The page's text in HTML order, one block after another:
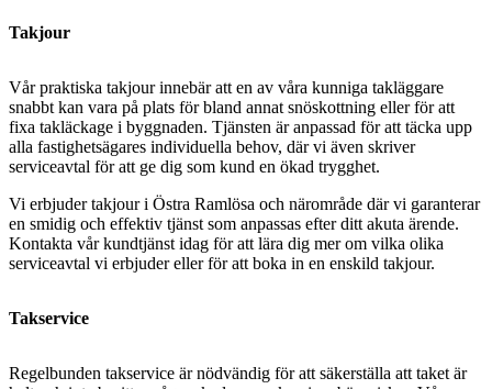
Takjour
Vår praktiska takjour innebär att en av våra kunniga takläggare
snabbt kan vara på plats för bland annat snöskottning eller för att
fixa takläckage i byggnaden. Tjänsten är anpassad för att täcka upp
alla fastighetsägares individuella behov, där vi även skriver
serviceavtal för att ge dig som kund en ökad trygghet.
Vi erbjuder takjour i Östra Ramlösa och närområde där vi garanterar
en smidig och effektiv tjänst som anpassas efter ditt akuta ärende.
Kontakta vår kundtjänst idag för att lära dig mer om vilka olika
serviceavtal vi erbjuder eller för att boka in en enskild takjour.
Takservice
Regelbunden takservice är nödvändig för att säkerställa att taket är